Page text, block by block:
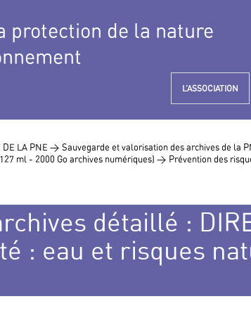
protection de la nature
L’ASSOCIATION
DE LA PNE > Sauvegarde et valorisation des archives de la
ml - 2000 Go archives numériques) > Prévention des
détaillé :
: eau et risques